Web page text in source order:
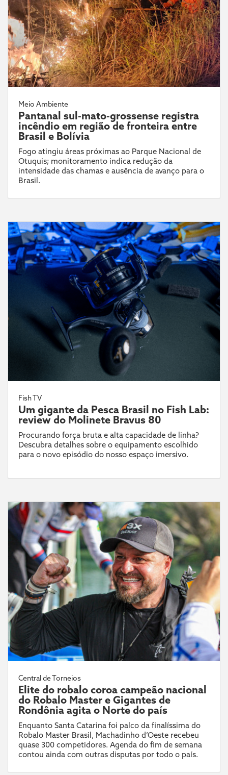
Meio Ambiente
Pantanal sul-mato-grossense registra
incêndio em região de fronteira entre
Brasil e Bolívia
Fogo atingiu áreas próximas ao Parque Nacional de
Otuquis; monitoramento indica redução da
intensidade das chamas e ausência de avanço para o
Brasil.
Fish TV
Um gigante da Pesca Brasil no Fish Lab:
review do Molinete Bravus 80
Procurando força bruta e alta capacidade de linha?
Descubra detalhes sobre o equipamento escolhido
para o novo episódio do nosso espaço imersivo.
Central de Torneios
Elite do robalo coroa campeão nacional
do Robalo Master e Gigantes de
Rondônia agita o Norte do país
Enquanto Santa Catarina foi palco da finalíssima do
Robalo Master Brasil, Machadinho d’Oeste recebeu
quase 300 competidores. Agenda do fim de semana
contou ainda com outras disputas por todo o país.